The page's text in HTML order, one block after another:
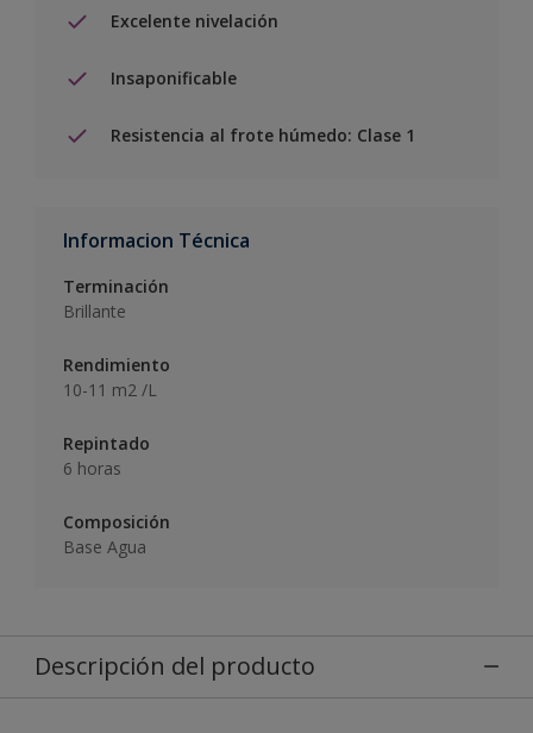
Excelente nivelación
Insaponificable
Resistencia al frote húmedo: Clase 1
Informacion Técnica
Terminación
Brillante
Rendimiento
10-11 m2 /L
Repintado
6 horas
Composición
Base Agua
Descripción del producto